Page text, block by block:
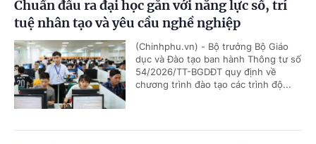
Chuẩn đầu ra đại học gắn với năng lực số, trí
tuệ nhân tạo và yêu cầu nghề nghiệp
(Chinhphu.vn) - Bộ trưởng Bộ Giáo
dục và Đào tạo ban hành Thông tư số
54/2026/TT-BGDĐT quy định về
chương trình đào tạo các trình độ...